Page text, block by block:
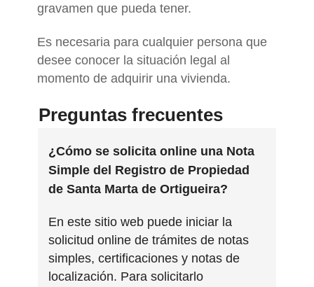
gravamen que pueda tener.
Es necesaria para cualquier persona que
desee conocer la situación legal al
momento de adquirir una vivienda.
Preguntas frecuentes
¿Cómo se solicita online una Nota
Simple del Registro de Propiedad
de Santa Marta de Ortigueira?
En este sitio web puede iniciar la
solicitud online de trámites de notas
simples, certificaciones y notas de
localización. Para solicitarlo